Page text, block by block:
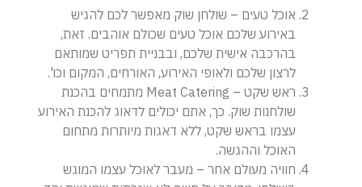
אוכל טעים – שולחן שוק מאפשר לכם להגיש
באירוע שלכם אוכל טעים שכולם אוהבים. זאת,
בהרכבה אישית שלכם, ובבניית תפריט שמותאם
לרצון שלכם ולאופי האירוע, האורחים, המקום וכו'.
ראש שקט – Meat Catering מתמחים בהכנת
שולחנות שוק. כך, אתם יכולים לדאוג להכנת האירוע
עצמו בראש שקט, ללא דאגות מיותרות מתחום
האוכל וההגשה.
חוויה מעולם אחר – מעבר לאוכל עצמו המוגש